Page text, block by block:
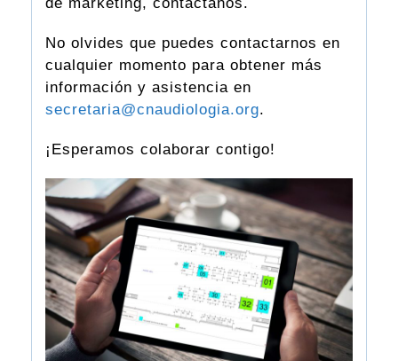
No olvides que puedes contactarnos en
cualquier momento para obtener más
información y asistencia en
secretaria@cnaudiologia.org.
¡Esperamos colaborar contigo!